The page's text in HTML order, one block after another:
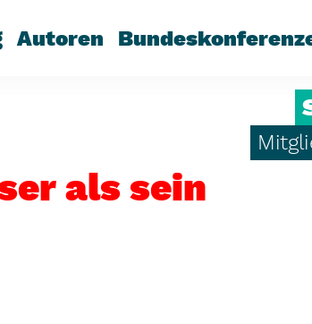
Autoren
als sein